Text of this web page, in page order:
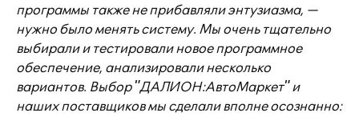
программы также не прибавляли энтузиазма, —
нужно было менять систему. Мы очень тщательно
выбирали и тестировали новое программное
обеспечение, анализировали несколько
вариантов. Выбор "ДАЛИОН:АвтоМаркет" и
наших поставщиков мы сделали вполне осознанно: